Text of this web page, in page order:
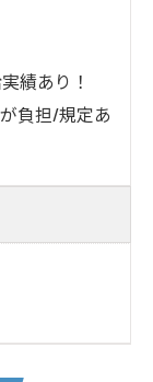
績あり！
負担/規定あ